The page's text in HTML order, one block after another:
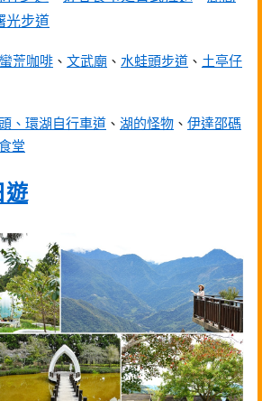
光步道
蠻荒咖啡 、 文武廟 、 水蛙頭步道 、 土亭仔
、環湖自行車道 、 湖的怪物 、 伊達邵碼
堂
遊